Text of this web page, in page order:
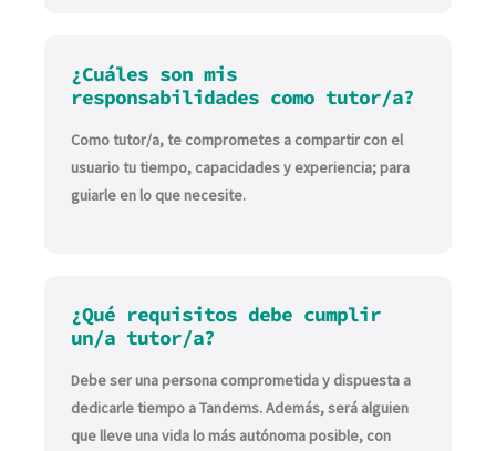
¿Cuáles son mis
responsabilidades como tutor/a?
Como tutor/a, te comprometes a compartir con el
usuario tu tiempo, capacidades y experiencia; para
guiarle en lo que necesite.
¿Qué requisitos debe cumplir
un/a tutor/a?
Debe ser una persona comprometida y dispuesta a
dedicarle tiempo a Tandems. Además, será alguien
que lleve una vida lo más autónoma posible, con